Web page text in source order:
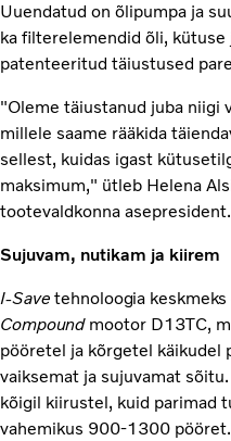
Uuendatud on õlipumpa ja
ka filterelemendid õli,
patenteeritud täiustused
"Oleme täiustanud juba niigi
millele saame rääkida
sellest, kuidas igast
maksimum," ütleb Helena
tootevaldkonna asepresident.
Sujuvam, nutikam ja kiirem
I-Save tehnoloogia
Compoundmootor D13TC,
pööretel ja kõrgetel käikudel
vaiksemat ja sujuvamat
kõigil kiirustel, kuid parimad
vahemikus 900-1300 pööret.